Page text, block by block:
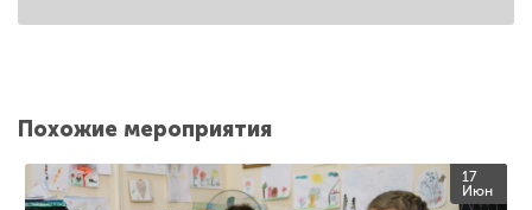
Похожие мероприятия
17
Июн